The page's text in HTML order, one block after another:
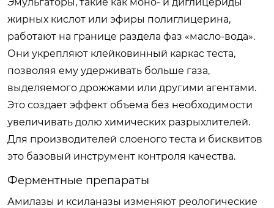
жирных кислот или эфиры полиглицерина,
работают на границе раздела фаз «масло-вода».
Они укрепляют клейковинный каркас теста,
позволяя ему удерживать больше газа,
выделяемого дрожжами или другими агентами.
Это создает эффект объема без необходимости
увеличивать долю химических разрыхлителей.
Для производителей слоеного теста и бисквитов
это базовый инструмент контроля качества.
Ферментные препараты
Амилазы и ксиланазы изменяют реологические